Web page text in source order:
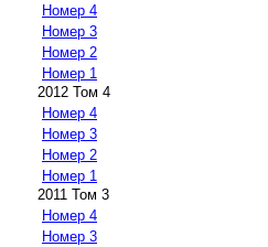
Номер 4
Номер 3
Номер 2
Номер 1
2012 Том 4
Номер 4
Номер 3
Номер 2
Номер 1
2011 Том 3
Номер 4
Номер 3